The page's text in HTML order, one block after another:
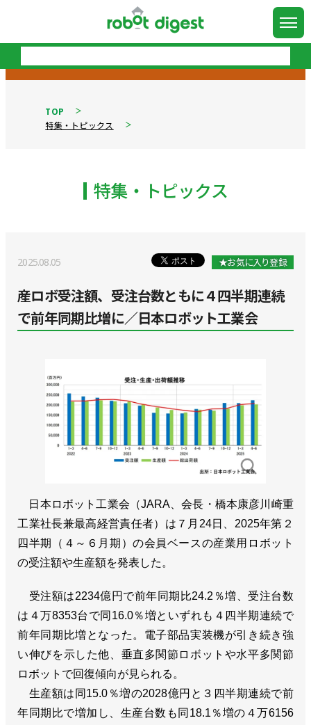
TOP
特集・トピックス
特集・トピックス
2025.08.05 ★お気に入り登録
産ロボ受注額、受注台数ともに４四半期連続
で前年同期比増に／日本ロボット工業会
日本ロボット工業会（JARA、会長・橋本康彦川崎重
工業社長兼最高経営責任者）は７月24日、2025年第２
四半期（４～６月期）の会員ベースの産業用ロボット
の受注額や生産額を発表した。
受注額は2234億円で前年同期比24.2％増、受注台数
は４万8353台で同16.0％増といずれも４四半期連続で
前年同期比増となった。電子部品実装機が引き続き強
い伸びを示した他、垂直多関節ロボットや水平多関節
ロボットで回復傾向が見られる。
生産額は同15.0％増の2028億円と３四半期連続で前
年同期比で増加し、生産台数も同18.1％増の４万6156